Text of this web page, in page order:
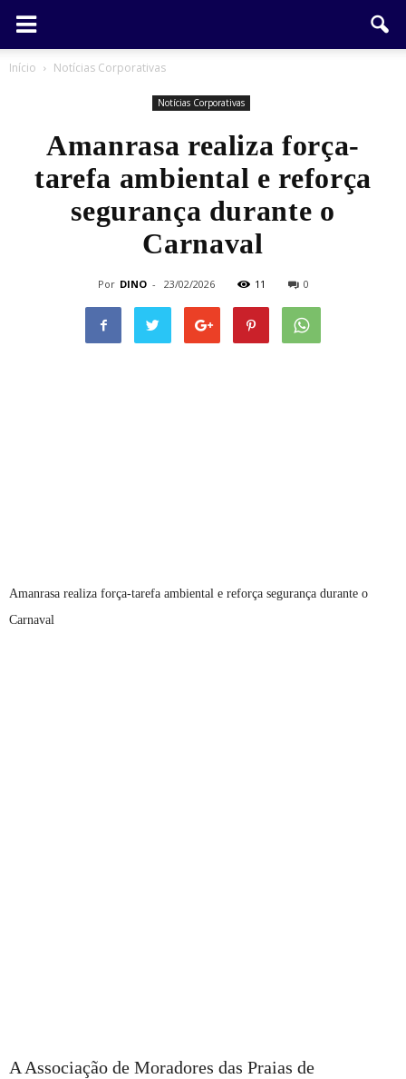
Início Notícias Corporativas
Notícias Corporativas
Amanrasa realiza força-
tarefa ambiental e reforça
segurança durante o
Carnaval
Por DINO - 23/02/2026 11 0
Amanrasa realiza força-tarefa ambiental e reforça segurança durante o
Carnaval
A Associação de Moradores das Praias de